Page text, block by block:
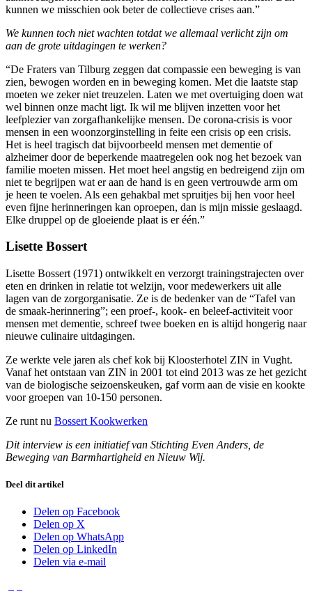
kunnen we misschien ook beter de collectieve crises aan.”
We kunnen toch niet wachten totdat we allemaal verlicht zijn om
aan de grote uitdagingen te werken?
“De Fraters van Tilburg zeggen dat compassie een beweging is van
zien, bewogen worden en in beweging komen. Met die laatste stap
moeten we zeker niet treuzelen. Laten we met overtuiging doen wat
wel binnen onze macht ligt. Ik wil me blijven inzetten voor het
leefplezier van zorgafhankelijke mensen. De corona-crisis is voor
mensen in een woonzorginstelling in feite een crisis op een crisis.
Het is heel tragisch dat bijvoorbeeld mensen met dementie of
alzheimer door de beperkende maatregelen ook nog het bezoek van
familie moeten missen. Het moet heel angstig en bedreigend zijn om
niet te begrijpen wat er aan de hand is en geen vertrouwde arm om
je heen te voelen. Als een gehakbal met spruitjes bij hen voor heel
even fijne herinneringen kan oproepen, dan is mijn missie geslaagd.
Elke druppel op de gloeiende plaat is er één.”
Lisette Bossert
Lisette Bossert (1971) ontwikkelt en verzorgt trainingstrajecten over
eten en drinken in relatie tot welzijn, voor medewerkers uit alle
lagen van de zorgorganisatie. Ze is de bedenker van de “Tafel van
de smaak-herinnering”; een proef-, kook- en beleef-activiteit voor
mensen met dementie, schreef twee boeken en is altijd hongerig naar
nieuwe culinaire uitdagingen.
Ze werkte vele jaren als chef kok bij Kloosterhotel ZIN in Vught.
Vanaf het ontstaan van ZIN in 2001 tot eind 2013 was ze het gezicht
van de biologische seizoenskeuken, gaf vorm aan de visie en kookte
voor groepen van 10-150 personen.
Ze runt nu Bossert Kookwerken
Dit interview is een initiatief van Stichting Even Anders, de
Beweging van Barmhartigheid en Nieuw Wij.
Deel dit artikel
Delen op Facebook
Delen op X
Delen op WhatsApp
Delen op LinkedIn
Delen via e-mail